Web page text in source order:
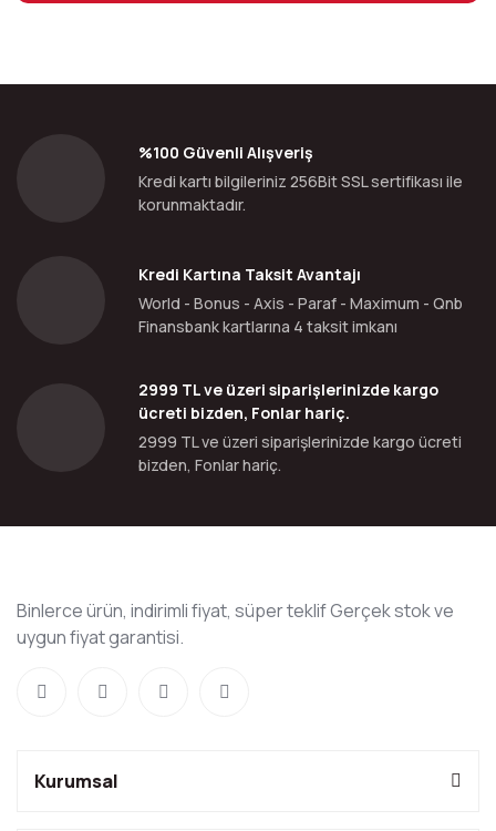
%100 Güvenli Alışveriş
Kredi kartı bilgileriniz 256Bit SSL sertifikası ile
korunmaktadır.
Kredi Kartına Taksit Avantajı
World - Bonus - Axis - Paraf - Maximum - Qnb
Finansbank kartlarına 4 taksit imkanı
2999 TL ve üzeri siparişlerinizde kargo
ücreti bizden, Fonlar hariç.
2999 TL ve üzeri siparişlerinizde kargo ücreti
bizden, Fonlar hariç.
Binlerce ürün, indirimli fiyat, süper teklif Gerçek stok ve
uygun fiyat garantisi.
Kurumsal